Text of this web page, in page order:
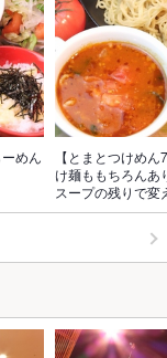
めん
【とまとつけめ
け麺ももちろんあ
スープの残りで